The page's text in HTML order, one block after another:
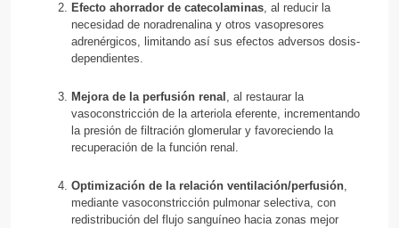
Efecto ahorrador de catecolaminas, al reducir la
necesidad de noradrenalina y otros vasopresores
adrenérgicos, limitando así sus efectos adversos dosis-
dependientes.
Mejora de la perfusión renal , al restaurar la
vasoconstricción de la arteriola eferente, incrementando
la presión de filtración glomerular y favoreciendo la
recuperación de la función renal.
Optimización de la relación ventilación/perfusión,
mediante vasoconstricción pulmonar selectiva, con
redistribución del flujo sanguíneo hacia zonas mejor